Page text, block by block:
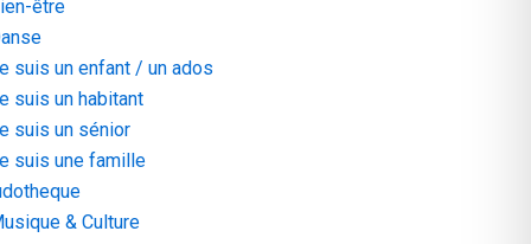
être
suis un enfant / un ados
suis un habitant
suis un sénior
suis une famille
& Culture